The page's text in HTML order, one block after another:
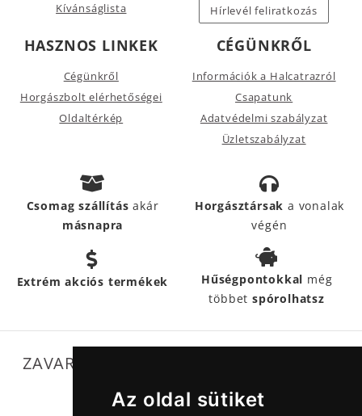
Az oldal sütiket
Kívánságlista
Hírlevél feliratkozás
HASZNOS LINKEK
Cégünkről
Horgászbolt elérhetőségei
Oldaltérkép
CÉGÜNKRŐL
Információk a Halcatrazról
Csapatunk
Adatvédelmi szabályzat
Üzletszabályzat
Csomag szállításakár
másnapra
Horgásztársak a vonalak
végén
Extrém akciós termékek Hűségpontokkal még
többetspórolhatsz
ZAVARTALAN MŰKÖDÉSÜNKET SEGÍTIK